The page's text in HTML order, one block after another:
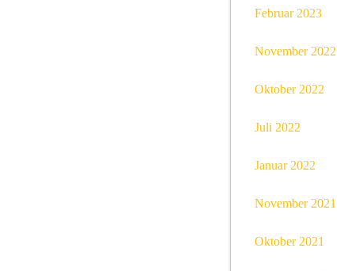
Februar 2023
November 2022
Oktober 2022
Juli 2022
Januar 2022
November 2021
Oktober 2021